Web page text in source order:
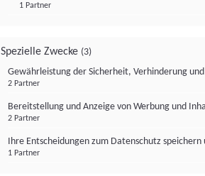
1 Partner
Spezielle Zwecke (3)
Gewährleistung der Sicherheit, Verhinderung
2 Partner
Bereitstellung und Anzeige von Werbung und
2 Partner
Ihre Entscheidungen zum Datenschutz
1 Partner